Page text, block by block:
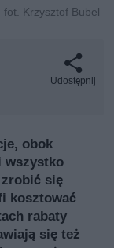
Krzysztof Bubel
Udostępnij
obok
wszystko
się
kosztować
rabaty
się też